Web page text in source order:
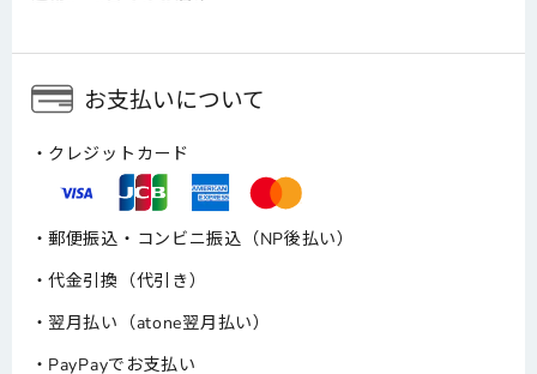
お支払いについて
クレジットカード
郵便振込・コンビニ振込（NP後払い）
代金引換（代引き）
翌月払い（atone翌月払い）
PayPayでお支払い